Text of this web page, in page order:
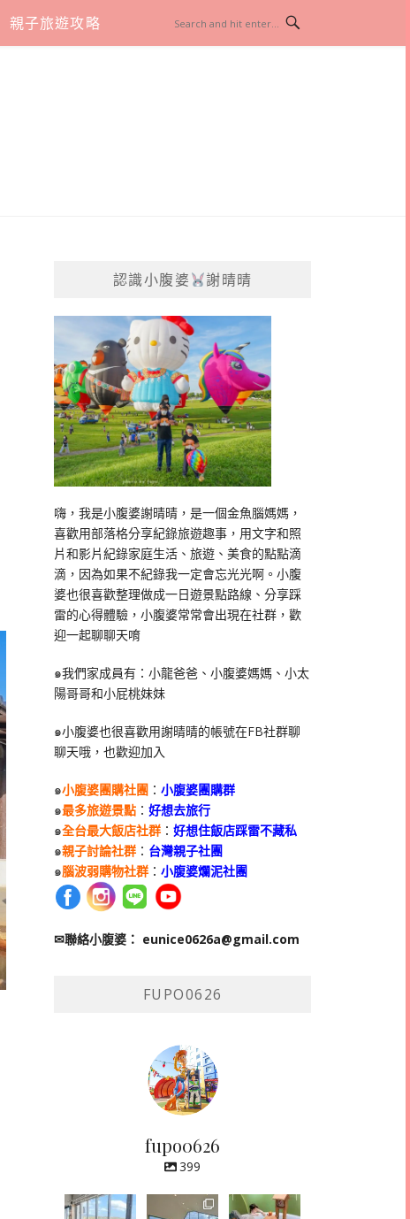
親子旅遊攻略
認識小腹婆 謝晴晴
嗨，我是小腹婆謝晴晴，是一個金魚腦媽媽，
喜歡用部落格分享紀錄旅遊趣事，用文字和照
片和影片紀錄家庭生活、旅遊、美食的點點滴
滴，因為如果不紀錄我一定會忘光光啊。小腹
婆也很喜歡整理做成一日遊景點路線、分享踩
雷的心得體驗，小腹婆常常會出現在社群，歡
迎一起聊聊天唷
๑我們家成員有：小龍爸爸、小腹婆媽媽、小太
陽哥哥和小屁桃妹妹
๑小腹婆也很喜歡用謝晴晴的帳號在FB社群聊
聊天哦，也歡迎加入
๑小腹婆團購社團 ：小腹婆團購群
๑最多旅遊景點 ：好想去旅行
๑全台最大飯店社群 ：好想住飯店踩雷不藏私
๑親子討論社群 ： 台灣親子社團
๑腦波弱購物社群 ：小腹婆爛泥社團
✉聯絡小腹婆： eunice0626a@gmail.com
FUPO0626
fupo0626
399